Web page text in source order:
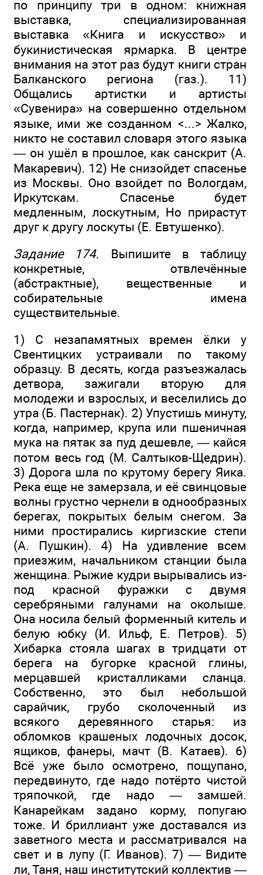
по принципу три в одном: книжная
выставка, специализированная
выставка «Книга и искусство» и
букинистическая ярмарка. В центре
внимания на этот раз будут книги стран
Балканского региона (газ.). 11)
Общались артистки и артисты
«Сувенира» на совершенно отдельном
языке, ими же созданном <...> Жалко,
никто не составил словаря этого языка
— он ушёл в прошлое, как санскрит (А.
Макаревич). 12) Не снизойдет спасенье
из Москвы. Оно взойдет по Вологдам,
Иркутскам. Спасенье будет
медленным, лоскутным, Но прирастут
друг к другу лоскуты (Е. Евтушенко).
Задание 174. Выпишите в таблицу
конкретные, отвлечённые
(абстрактные), вещественные и
собирательные имена
существительные.
1) С незапамятных времен ёлки у
Свентицких устраивали по такому
образцу. В десять, когда разъезжалась
детвора, зажигали вторую для
молодежи и взрослых, и веселились до
утра (Б. Пастернак). 2) Упустишь минуту,
когда, например, крупа или пшеничная
мука на пятак за пуд дешевле, — кайся
потом весь год (М. Салтыков-Щедрин).
3) Дорога шла по крутому берегу Яика.
Река еще не замерзала, и её свинцовые
волны грустно чернели в однообразных
берегах, покрытых белым снегом. За
ними простирались киргизские степи
(А. Пушкин). 4) На удивление всем
приезжим, начальником станции была
женщина. Рыжие кудри вырывались из-
под красной фуражки с двумя
серебряными галунами на околыше.
Она носила белый форменный китель и
белую юбку (И. Ильф, Е. Петров). 5)
Хибарка стояла шагах в тридцати от
берега на бугорке красной глины,
мерцавшей кристалликами сланца.
Собственно, это был небольшой
сарайчик, грубо сколоченный из
всякого деревянного старья: из
обломков крашеных лодочных досок,
ящиков, фанеры, мачт (В. Катаев). 6)
Всё уже было осмотрено, пощупано,
передвинуто, где надо потёрто чистой
тряпочкой, где надо — замшей.
Канарейкам задано корму, попугаю
тоже. И бриллиант уже доставался из
заветного места и рассматривался на
свет и в лупу (Г. Иванов). 7) — Видите
ли, Таня, наш институтский коллектив —